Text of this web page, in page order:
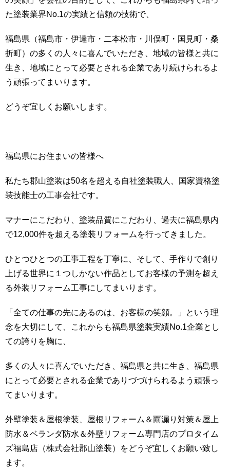
た塗装業界No.1の実績と信頼の技術で、
福島県（福島市・伊達市・二本松市・川俣町・国見町・桑
折町）の多くの人々に喜んでいただき、地域の皆様と共に
生き、地域にとって必要とされる企業であり続けられるよ
う頑張ってまいります。
どうぞ宜しくお願いします。
福島県にお住まいの皆様へ
私たち郡山塗装は50名を超える自社塗装職人、国家資格塗
装技能士の工事会社です。
マナーにこだわり、塗装品質にこだわり、過去に福島県内
で12,000件を超える塗装リフォームを行ってきました。
ひとつひとつの工事工程を丁寧に、そして、手作りで創り
上げる世界に１つしかない作品としてお客様の予測を超え
る外装リフォーム工事にしてまいります。
「全ての仕事の先にあるのは、お客様の笑顔。」という理
念を大切にして、これからも福島県塗装実績No.1企業とし
ての誇りを胸に、
多くの人々に喜んでいただき、福島県と共に生き、福島県
にとって必要とされる企業でありづづけられるよう頑張っ
てまいります。
外壁塗装＆屋根塗装、屋根リフォーム＆雨漏り対策＆屋上
防水＆ベランダ防水＆外壁リフォーム専門店のプロタイム
ズ福島店（株式会社郡山塗装）をどうぞ宜しくお願い致し
ます。